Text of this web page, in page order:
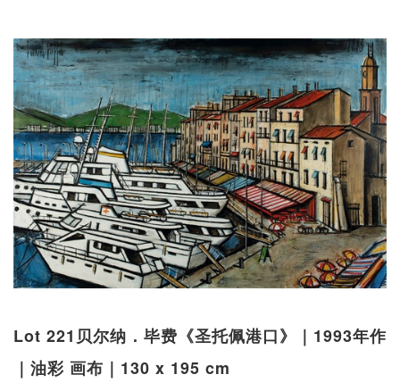
Lot 221贝尔纳．毕费《圣托佩港口》｜1993年作
｜油彩 画布｜130 x 195 cm